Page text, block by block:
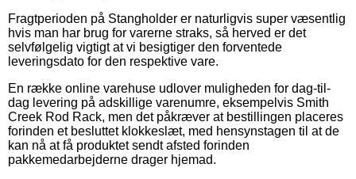
Fragtperioden på Stangholder er naturligvis super væsentlig
hvis man har brug for varerne straks, så herved er det
selvfølgelig vigtigt at vi besigtiger den forventede
leveringsdato for den respektive vare.
En række online varehuse udlover muligheden for dag-til-
dag levering på adskillige varenumre, eksempelvis Smith
Creek Rod Rack, men det påkræver at bestillingen placeres
forinden et besluttet klokkeslæt, med hensynstagen til at de
kan nå at få produktet sendt afsted forinden
pakkemedarbejderne drager hjemad.